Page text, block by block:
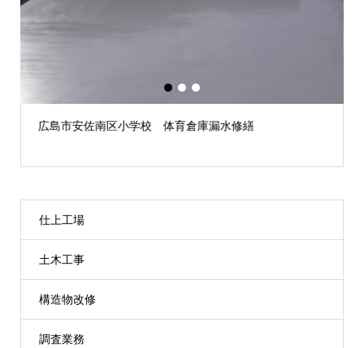
広島市安佐南区小学校 体育倉庫漏水修繕
1 2 3
仕上工場
土木工事
構造物改修
調査業務